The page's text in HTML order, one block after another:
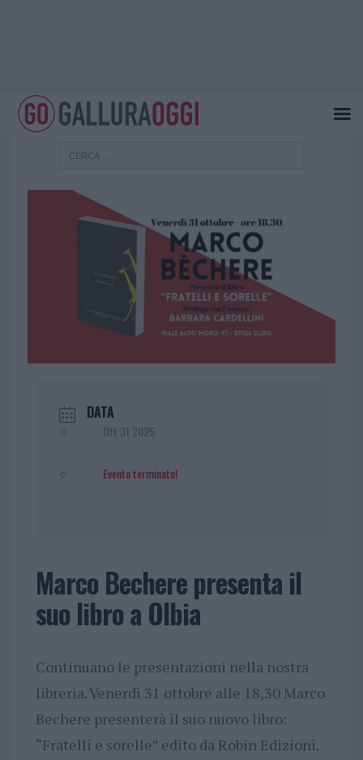
DATA
Ott 31 2025
Evento terminato!
Marco Bechere presenta il
suo libro a Olbia
Continuano le presentazioni nella nostra
libreria. Venerdì 31 ottobre alle 18,30 Marco
Bechere presenterà il suo nuovo libro:
“Fratelli e sorelle” edito da Robin Edizioni.